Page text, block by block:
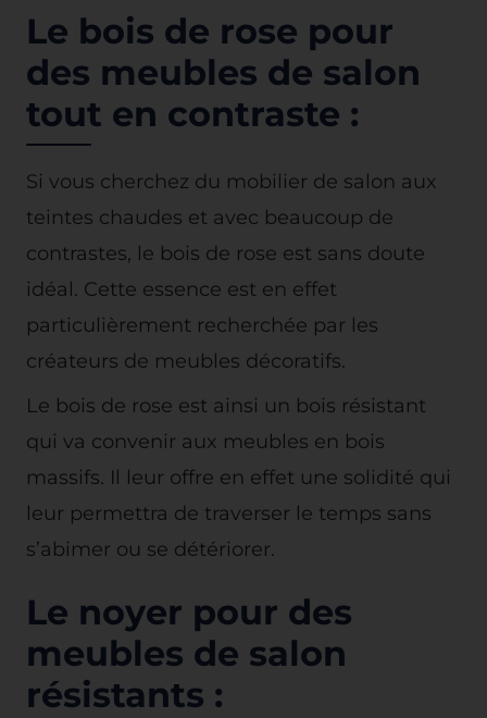
Le bois de rose pour
des meubles de salon
tout en contraste :
Si vous cherchez du mobilier de salon aux
teintes chaudes et avec beaucoup de
contrastes, le bois de rose est sans doute
idéal. Cette essence est en effet
particulièrement recherchée par les
créateurs de meubles décoratifs.
Le bois de rose est ainsi un bois résistant
qui va convenir aux meubles en bois
massifs. Il leur offre en effet une solidité qui
leur permettra de traverser le temps sans
s’abimer ou se détériorer.
Le noyer pour des
meubles de salon
résistants :